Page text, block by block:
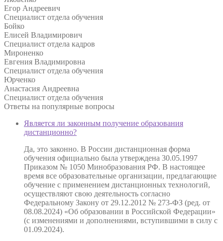
Егор Андреевич
Специалист отдела обучения
Бойко
Елисей Владимирович
Специалист отдела кадров
Мироненко
Евгения Владимировна
Специалист отдела обучения
Юрченко
Анастасия Андреевна
Специалист отдела обучения
Ответы на популярные вопросы
Является ли законным получение образования
дистанционно?
Да, это законно. В России дистанционная форма
обучения официально была утверждена 30.05.1997
Приказом № 1050 Минобразования РФ. В настоящее
время все образовательные организации, предлагающие
обучение с применением дистанционных технологий,
осуществляют свою деятельность согласно
Федеральному Закону от 29.12.2012 № 273-ФЗ (ред. от
08.08.2024) «Об образовании в Российской Федерации»
(с изменениями и дополнениями, вступившими в силу с
01.09.2024).